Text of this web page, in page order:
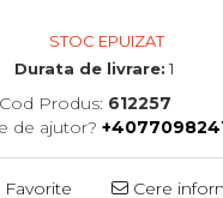
bio
STOC EPUIZAT
Durata de livrare: 1
Cod Produs: 612257
de ajutor?
Cere